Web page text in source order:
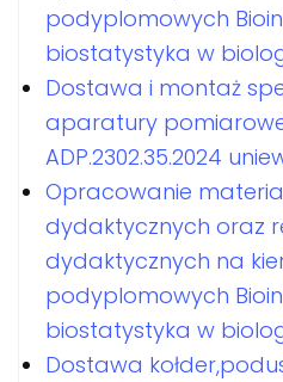
podyplomowych
biostatystyka w
Dostawa i montaż
aparatury
ADP.2302.35.2024
Opracowanie
dydaktycznych oraz
dydaktycznych na
podyplomowych
biostatystyka w
Dostawa